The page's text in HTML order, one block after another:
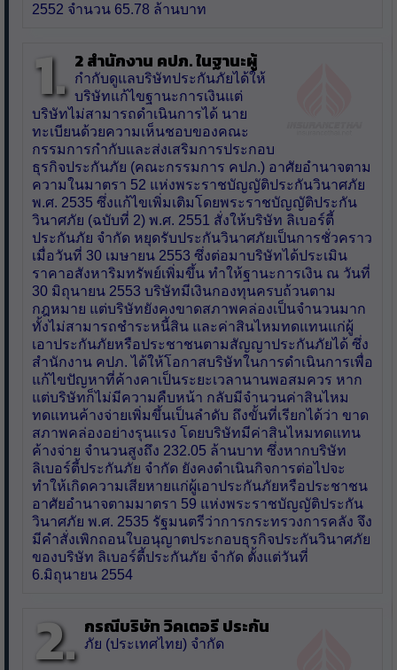
2552 จำนวน 65.78 ล้านบาท
1. 2 สำนักงาน คปภ. ในฐานะผู้
กำกับดูแลบริษัทประกันภัยได้ให้
บริษัทแก้ไขฐานะการเงินแต่
บริษัทไม่สามารถดำเนินการได้ นาย
ทะเบียนด้วยความเห็นชอบของคณะ
กรรมการกำกับและส่งเสริมการประกอบ
ธุรกิจประกันภัย (คณะกรรมการ คปภ.) อาศัยอำนาจตาม
ความในมาตรา 52 แห่งพระราชบัญญัติประกันวินาศภัย
พ.ศ. 2535 ซึ่งแก้ไขเพิ่มเติมโดยพระราชบัญญัติประกัน
วินาศภัย (ฉบับที่ 2) พ.ศ. 2551 สั่งให้บริษัท ลิเบอร์ตี้
ประกันภัย จำกัด หยุดรับประกันวินาศภัยเป็นการชั่วคราว
เมื่อวันที่ 30 เมษายน 2553 ซึ่งต่อมาบริษัทได้ประเมิน
ราคาอสังหาริมทรัพย์เพิ่มขึ้น ทำให้ฐานะการเงิน ณ วันที่
30 มิถุนายน 2553 บริษัทมีเงินกองทุนครบถ้วนตาม
กฎหมาย แต่บริษัทยังคงขาดสภาพคล่องเป็นจำนวนมาก
ทั้งไม่สามารถชำระหนี้สิน และค่าสินไหมทดแทนแก่ผู้
เอาประกันภัยหรือประชาชนตามสัญญาประกันภัยได้ ซึ่ง
สำนักงาน คปภ. ได้ให้โอกาสบริษัทในการดำเนินการเพื่อ
แก้ไขปัญหาที่ค้างคาเป็นระยะเวลานานพอสมควร หาก
แต่บริษัทก็ไม่มีความคืบหน้า กลับมีจำนวนค่าสินไหม
ทดแทนค้างจ่ายเพิ่มขึ้นเป็นลำดับ ถึงขั้นที่เรียกได้ว่า ขาด
สภาพคล่องอย่างรุนแรง โดยบริษัทมีค่าสินไหมทดแทน
ค้างจ่าย จำนวนสูงถึง 232.05 ล้านบาท ซึ่งหากบริษัท
ลิเบอร์ตี้ประกันภัย จำกัด ยังคงดำเนินกิจการต่อไปจะ
ทำให้เกิดความเสียหายแก่ผู้เอาประกันภัยหรือประชาชน
อาศัยอำนาจตามมาตรา 59 แห่งพระราชบัญญัติประกัน
วินาศภัย พ.ศ. 2535 รัฐมนตรีว่าการกระทรวงการคลัง จึง
มีคำสั่งเพิกถอนใบอนุญาตประกอบธุรกิจประกันวินาศภัย
ของบริษัท ลิเบอร์ตี้ประกันภัย จำกัด ตั้งแต่วันที่
6.มิถุนายน 2554
2. กรณีบริษัท วิคเตอรี ประกัน
ภัย (ประเทศไทย) จำกัด